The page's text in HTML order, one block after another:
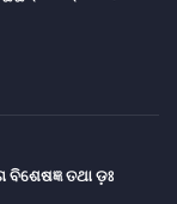
ତଥା ଡ଼ଃ